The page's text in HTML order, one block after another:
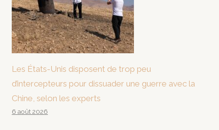
Les États-Unis disposent de trop peu
d’intercepteurs pour dissuader une guerre avec la
Chine, selon les experts
6 août 2026